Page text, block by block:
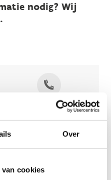
Over
cookies
nodig? Wij